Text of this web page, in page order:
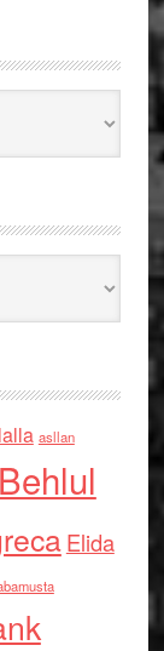
asllan
Behlul
Elida